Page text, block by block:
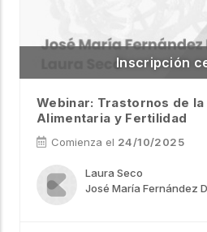
Webinar: Trastornos de la
Alimentaria y Fertilidad
Comienza el 24/10/2025
Laura Seco
José María Fernández